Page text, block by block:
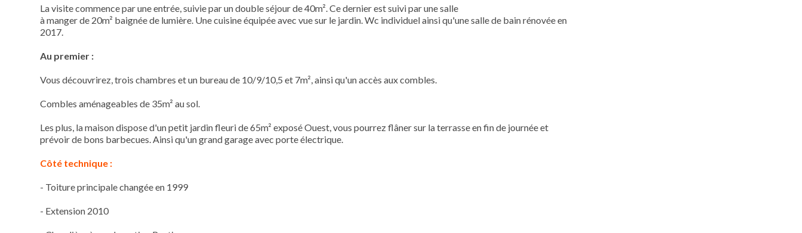
La visite commence par une entrée, suivie par un double séjour de40m².Ce dernier est suivi par une salle
à manger de 20m² baignéede lumière. Une cuisine équipée avec vue sur le jardin.Wc individuel ainsi qu'une salle de bain rénovée en
2017.
Au premier :
Vous découvrirez, trois chambres et un bureau de 10/9/10,5 et 7m², ainsi qu'un accès aux combles.
Combles aménageables de 35m² au sol.
Les plus, la maison dispose d'un petit jardin fleuri de65m² exposé Ouest, vous pourrez flâner sur la terrasse en fin de journée et
prévoir de bons barbecues.Ainsi qu'un grand garage avec porte électrique.
Côté technique :
- Toiture principale changée en 1999
- Extension 2010